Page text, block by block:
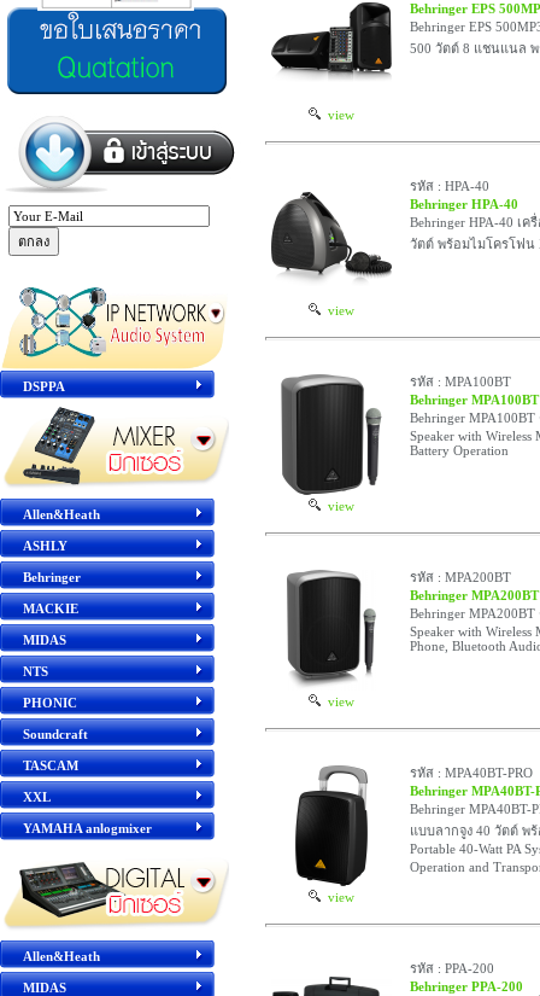
DSPPA
Allen&Heath
ASHLY
Behringer
MACKIE
MIDAS
NTS
PHONIC
Soundcraft
TASCAM
XXL
YAMAHA anlogmixer
Allen&Heath
MIDAS
view
Behringer EPS
Behringer EPS
500 วัตต์ 8 แชนแนล พ
view
รหัส : HPA-40
Behringer HPA-40
Behringer HPA-40 เ
วัตต์ พร้อมไมโครโฟน
view
รหัส : MPA100BT
Behringer MPA100BT
Behringer
Speaker with
Battery Operation
view
รหัส : MPA200BT
Behringer MPA200BT
Behringer
Speaker with Wireless
Phone, Bluetooth
view
รหัส : MPA40BT-PRO
Behringer MPA40BT-
Behringer MPA40BT-
แบบลากจูง 40 วัตต์ พ
Portable 40-Watt PA
Operation and
รหัส : PPA-200
Behringer PPA-200